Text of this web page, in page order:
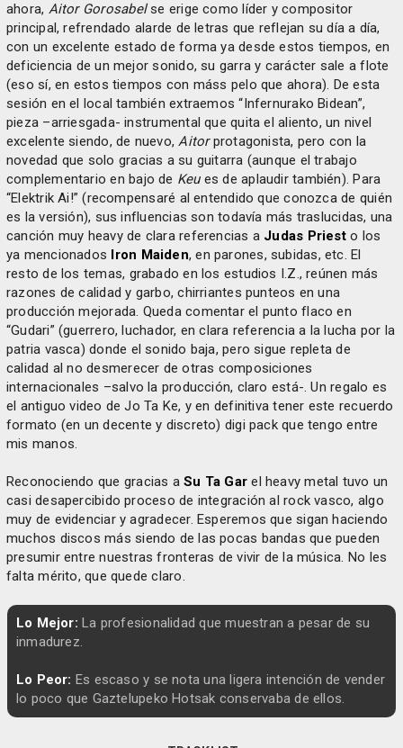
ahora, Aitor Gorosabelse erige como líder y compositor
principal, refrendado alarde de letras que reflejan su día a día,
con un excelente estado de forma ya desde estos tiempos, en
deficiencia de un mejor sonido, su garra y carácter sale a flote
(eso sí, en estos tiempos con máss pelo que ahora). De esta
sesión en el local también extraemos “Infernurako Bidean”,
pieza –arriesgada- instrumental que quita el aliento, un nivel
excelente siendo, de nuevo,Aitorprotagonista, pero con la
novedad que solo gracias a su guitarra (aunque el trabajo
complementario en bajo de Keues de aplaudir también). Para
“Elektrik Ai!” (recompensaré al entendido que conozca de quién
es la versión), sus influencias son todavía más traslucidas, una
canción muy heavy de clara referencias a Judas Priesto los
ya mencionados Iron Maiden, en parones, subidas, etc. El
resto de los temas, grabado en los estudios I.Z., reúnen más
razones de calidad y garbo, chirriantes punteos en una
producción mejorada. Queda comentar el punto flaco en
“Gudari” (guerrero, luchador, en clara referencia a la lucha por la
patria vasca) donde el sonido baja, pero sigue repleta de
calidad al no desmerecer de otras composiciones
internacionales –salvo la producción, claro está-. Un regalo es
el antiguo video de Jo Ta Ke, y en definitiva tener este recuerdo
formato (en un decente y discreto) digi pack que tengo entre
mis manos.
Reconociendo que gracias aSu Ta Gar el heavy metal tuvo un
casi desapercibido proceso de integración al rock vasco, algo
muy de evidenciar y agradecer. Esperemos que sigan haciendo
muchos discos más siendo de las pocas bandas que pueden
presumir entre nuestras fronteras de vivir de la música. No les
falta mérito, que quede claro.
Lo Mejor: La profesionalidad que muestran a pesar de su
inmadurez.
Lo Peor: Es escaso y se nota una ligera intención de vender
lo poco que Gaztelupeko Hotsak conservaba de ellos.